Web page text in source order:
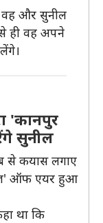
वह और सुनील
ही वह अपने
'कानपुर
सुनील
से कयास लगाए
ऑफ एयर हुआ
था कि